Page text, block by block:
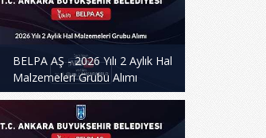
BELPA AŞ - 2026 Yılı 2 Aylık Hal
Malzemeleri Grubu Alımı